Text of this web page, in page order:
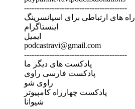
-----------------------------------------
راه های ارتباطی برای اسپانسرینگ
اینستاگرام
ایمیل
podcastravi@gmail.com
-----------------------------------------
پادکست های دیگر ما
پادکست فارسی راوی
راوی شو
پادکست چهارراه کامپیوتر
شیوانا